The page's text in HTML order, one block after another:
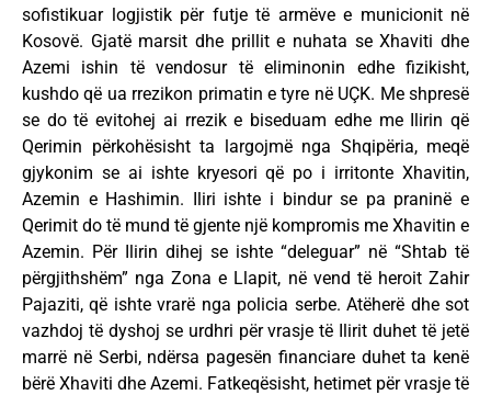
sofistikuar logjistik për futje të armëve e municionit në
Kosovë. Gjatë marsit dhe prillit e nuhata se Xhaviti dhe
Azemi ishin të vendosur të eliminonin edhe fizikisht,
kushdo që ua rrezikon primatin e tyre në UÇK. Me shpresë
se do të evitohej ai rrezik e biseduam edhe me Ilirin që
Qerimin përkohësisht ta largojmë nga Shqipëria, meqë
gjykonim se ai ishte kryesori që po i irritonte Xhavitin,
Azemin e Hashimin. Iliri ishte i bindur se pa praninë e
Qerimit do të mund të gjente një kompromis me Xhavitin e
Azemin. Për Ilirin dihej se ishte “deleguar” në “Shtab të
përgjithshëm” nga Zona e Llapit, në vend të heroit Zahir
Pajaziti, që ishte vrarë nga policia serbe. Atëherë dhe sot
vazhdoj të dyshoj se urdhri për vrasje të Ilirit duhet të jetë
marrë në Serbi, ndërsa pagesën financiare duhet ta kenë
bërë Xhaviti dhe Azemi. Fatkeqësisht, hetimet për vrasje të